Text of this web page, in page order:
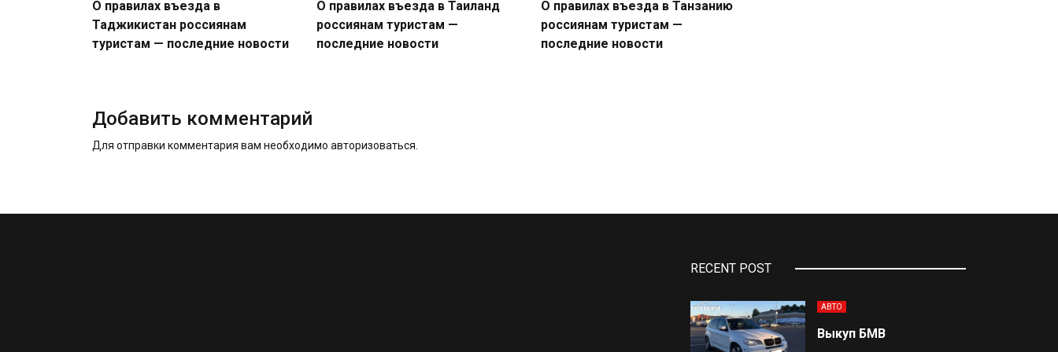
О правилах въезда в
Таджикистан россиянам
туристам — последние новости
О правилах въезда в Таиланд
россиянам туристам —
последние новости
О правилах въезда в Танзанию
россиянам туристам —
последние новости
Добавить комментарий
Для отправки комментария вам необходимо авторизоваться
RECENT POST
АВТО
Выкуп БМВ